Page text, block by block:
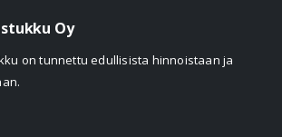
Oy
on tunnettu edullisista hinnoistaan ja